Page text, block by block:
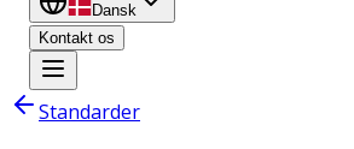
Dansk
Kontakt os
Standarder